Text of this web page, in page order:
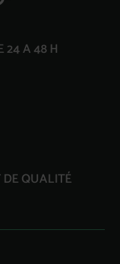
24 A 48 H
QUALITÉ